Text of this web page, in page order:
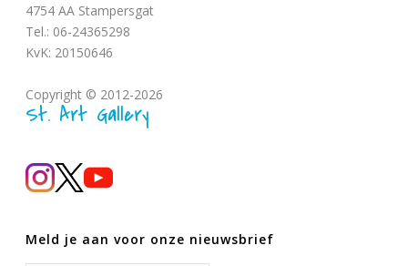
4754 AA Stampersgat
Tel.: 06-24365298
KvK: 20150646
Copyright © 2012-2026
St. Art Gallery
Meld je aan voor onze nieuwsbrief